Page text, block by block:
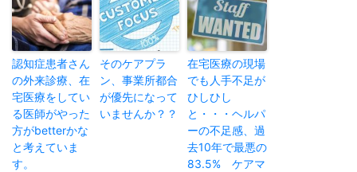
認知症患者さん
の外来診療、在
宅医療をしてい
る医師がやった
方がbetterかな
と考えていま
す。
そのケアプラ
ン、事業所都合
が優先になって
いませんか？？
在宅医療の現場
でも人手不足が
ひしひし
と・・・ヘルパ
ーの不足感、過
去10年で最悪の
83.5% ケアマ